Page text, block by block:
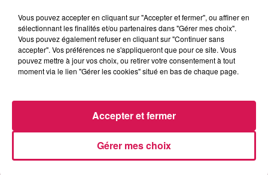
Des Fleurs
JULIETTE ARMANET
Attraction
1973
CHALEUR ET RISQUE
D'ORAGES CE LUNDI EN
SAMBRE-AVESNOIS-
THIÉRACHE
Vous pouvez accepter en cliquant sur "Accepter et fermer", ou affiner en
sélectionnant les finalités et/ou partenaires dans "Gérer mes choix".
Vous pouvez également refuser en cliquant sur "Continuer sans
accepter". Vos préférences ne s'appliqueront que pour ce site. Vous
pouvez mettre à jour vos choix, ou retirer votre consentement à tout
moment via le lien "Gérer les cookies" situé en bas de chaque page.
Gérer mes choix
Accepter et fermer